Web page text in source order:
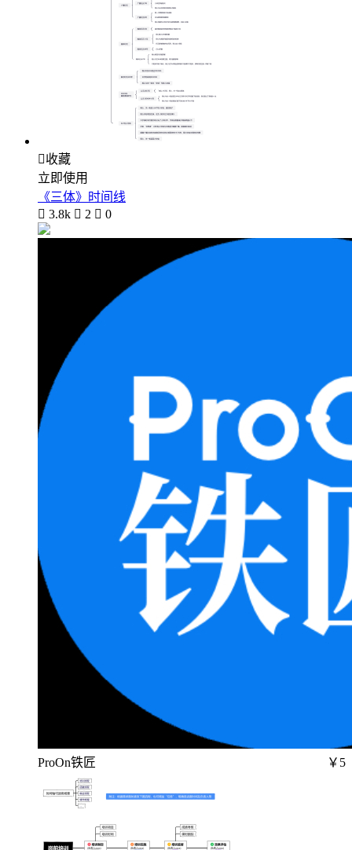
收藏
立即使用
《三体》时间线
 3.8k  2  0
ProOn铁匠 ￥5